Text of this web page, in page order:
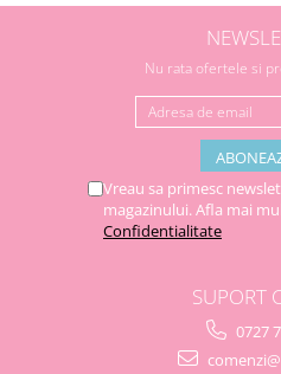
Nu rata ofertele si
Vreau sa primesc
magazinului. Afla mai
Confidentialitate
SUPORT
0727